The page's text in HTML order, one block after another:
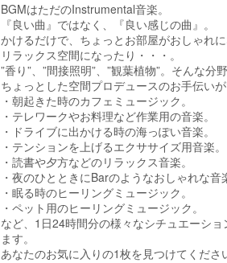
BGMはただのInstrumental音楽。
『良い曲』ではなく、『良い感じの曲』。
かけるだけで、ちょっとお部屋がおしゃれに
リラックス空間になったり・・・。
”香り”、”間接照明”、”観葉植物”。そんな分
ちょっとした空間プロデュースのお手伝いが
・朝起きた時のカフェミュージック。
・テレワークやお料理など作業用の音楽。
・ドライブに出かける時の海っぽい音楽。
・テンションを上げるエクササイズ用音楽。
・読書や夕方などのリラックス音楽。
・夜のひとときにBarのようなおしゃれな音
・眠る時のヒーリングミュージック。
・ペット用のヒーリングミュージック。
など、1日24時間分の様々なシチュエーシ
ます。
あなたのお気に入りの1枚を見つけてくださ